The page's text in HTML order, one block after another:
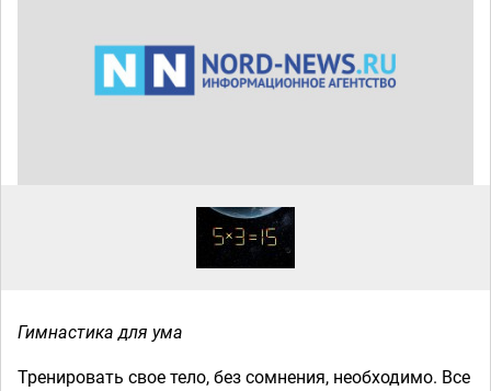
Гимнастика для ума
Тренировать свое тело, без сомнения, необходимо. Все